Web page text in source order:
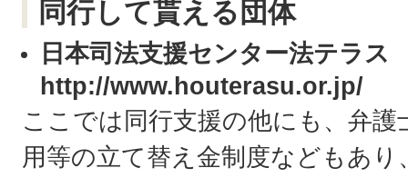
同行して貰える団体
日本司法支援センター法テラ
http://www.houterasu.or.jp/
ここでは同行支援の他にも、弁
用等の立て替え金制度などもあ